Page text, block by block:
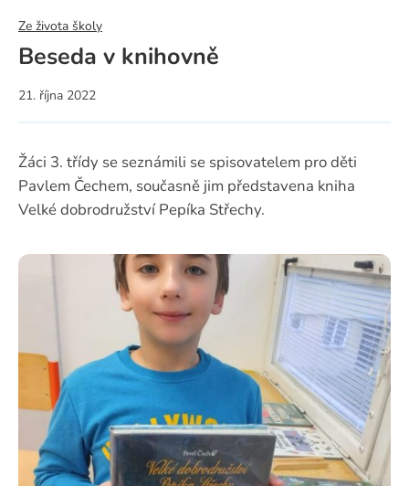
Ze života školy
Beseda v knihovně
21. října 2022
Žáci 3. třídy se seznámili se spisovatelem pro děti
Pavlem Čechem, současně jim představena kniha
Velké dobrodružství Pepíka Střechy.